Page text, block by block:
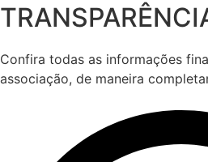
Confira todas as informações
associação, de maneira